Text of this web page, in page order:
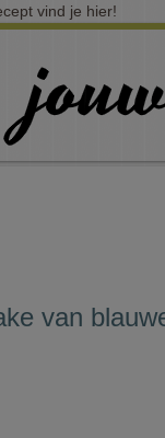
vind je hier!
van